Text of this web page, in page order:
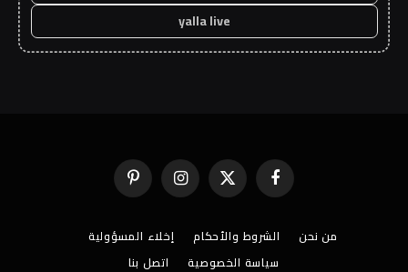
yalla live
فيسبوك X
(Twitter)
الانستغرامبينتيريست
من نحن الشروط والأحكام
إخلاء المسؤولية
سياسة الخصوصية
اتصل بنا